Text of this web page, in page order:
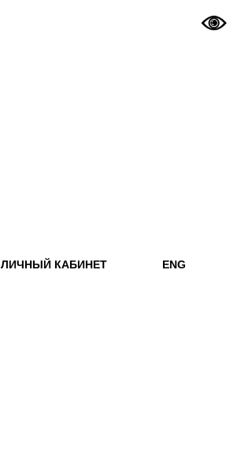
ЛИЧНЫЙ КАБИНЕТ ENG